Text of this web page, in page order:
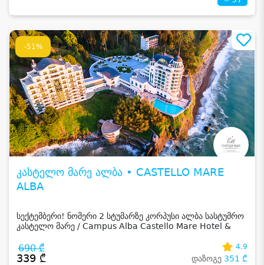
-51%
კასტელო მარე ალბა • CASTELLO MARE
ALBA
სექტემბერი! ნომერი 2 სტუმარზე კორპუსი ალბა სასტუმრო
კასტელო მარე / Campus Alba Castello Mare Hotel &
690 ₾
339 ₾
4.9
დაზოგე 351 ₾